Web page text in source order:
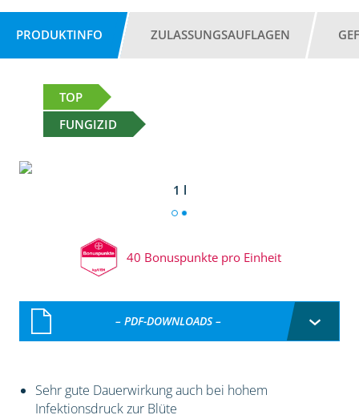
PRODUKTINFO ZULASSUNGSAUFLAGEN
TOP
FUNGIZID
1 l
40 Bonuspunkte pro Einheit
– PDF-DOWNLOADS –
Sehr gute Dauerwirkung auch bei hohem
Infektionsdruck zur Blüte